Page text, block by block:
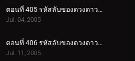
ตอนที่ 405 รหัสลับของดวงดาวและบุหรี่ (ตอนแรก)
Jul. 04, 2005
ตอนที่ 406 รหัสลับของดวงดาวและบุหรี่ (ตอนจบ)
Jul. 11, 2005